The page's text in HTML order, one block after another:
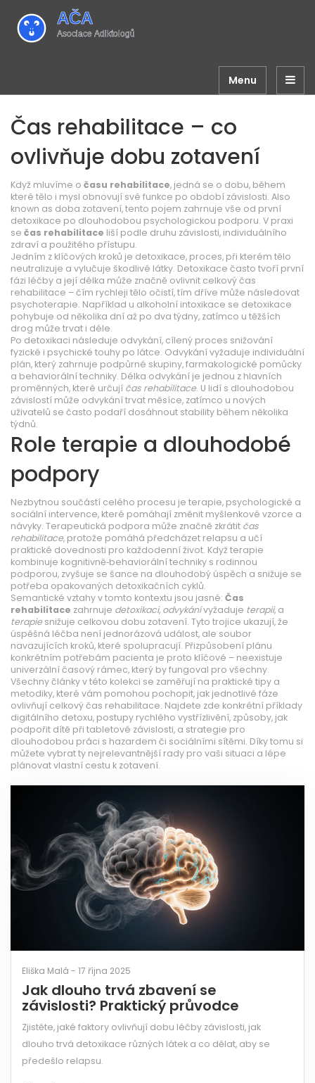
Menu
Čas rehabilitace – co
ovlivňuje dobu zotavení
Když mluvíme o času rehabilitace, jedná se o dobu, během
které tělo i mysl obnovují své funkce po období závislosti. Also
known as doba zotavení, tento pojem zahrnuje vše od první
detoxikace po dlouhodobou psychologickou podporu. V praxi
se čas rehabilitace liší podle druhu závislosti, individuálního
zdraví a použitého přístupu.
Jedním z klíčových kroků je detoxikace, proces, při kterém tělo
neutralizuje a vylučuje škodlivé látky. Detoxikace často tvoří první
fázi léčby a její délka může značně ovlivnit celkový čas
rehabilitace – čím rychleji tělo očistí, tím dříve může následovat
psychoterapie. Například u alkoholní intoxikace se detoxikace
pohybuje od několika dní až po dva týdny, zatímco u těžších
drog může trvat i déle.
Po detoxikaci následuje odvykání, cílený proces snižování
fyzické i psychické touhy po látce. Odvykání vyžaduje individuální
plán, který zahrnuje podpůrné skupiny, farmakologické pomůcky
a behaviorální techniky. Délka odvykání je jednou z hlavních
proměnných, které určují čas rehabilitace. U lidí s dlouhodobou
závislostí může odvykání trvat měsíce, zatímco u nových
uživatelů se často podaří dosáhnout stability během několika
týdnů.
Role terapie a dlouhodobé
podpory
Nezbytnou součástí celého procesu je terapie, psychologické a
sociální intervence, které pomáhají změnit myšlenkové vzorce a
návyky. Terapeutická podpora může značně zkrátit čas
rehabilitace, protože pomáhá předcházet relapsu a učí
praktické dovednosti pro každodenní život. Když terapie
kombinuje kognitivně‑behaviorální techniky s rodinnou
podporou, zvyšuje se šance na dlouhodobý úspěch a snižuje se
potřeba opakovaných detoxikačních cyklů.
Semantické vztahy v tomto kontextu jsou jasné: Čas
rehabilitace zahrnuje detoxikaci, odvykánívyžaduje terapii, a
terapie snižuje celkovou dobu zotavení. Tyto trojice ukazují, že
úspěšná léčba není jednorázová událost, ale soubor
navazujících kroků, které spolupracují. Přizpůsobení plánu
konkrétním potřebám pacienta je proto klíčové – neexistuje
univerzální časový rámec, který by fungoval pro všechny.
Všechny články v této kolekci se zaměřují na praktické tipy a
metodiky, které vám pomohou pochopit, jak jednotlivé fáze
ovlivňují celkový čas rehabilitace. Najdete zde konkrétní příklady
digitálního detoxu, postupy rychlého vystřízlivění, způsoby, jak
podpořit dítě při tabletové závislosti, a strategie pro
dlouhodobou práci s hazardem či sociálními sítěmi. Díky tomu si
můžete vybrat ty nejrelevantnější rady pro vaši situaci a lépe
plánovat vlastní cestu k zotavení.
Eliška Malá - 17 října 2025
Jak dlouho trvá zbavení se
závislosti? Praktický průvodce
Zjistěte, jaké faktory ovlivňují dobu léčby závislosti, jak
dlouho trvá detoxikace různých látek a co dělat, aby se
předešlo relapsu.